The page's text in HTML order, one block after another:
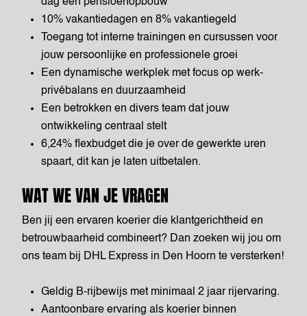
10% vakantiedagen en 8% vakantiegeld
Toegang tot interne trainingen en cursussen voor
jouw persoonlijke en professionele groei
Een dynamische werkplek met focus op werk-
privébalans en duurzaamheid
Een betrokken en divers team dat jouw
ontwikkeling centraal stelt
6,24% flexbudget die je over de gewerkte uren
spaart, dit kan je laten uitbetalen.
WAT WE VAN JE VRAGEN
Ben jij een ervaren koerier die klantgerichtheid en
betrouwbaarheid combineert? Dan zoeken wij jou om
ons team bij DHL Express in Den Hoorn te versterken!
Geldig B-rijbewijs met minimaal 2 jaar rijervaring.
Aantoonbare ervaring als koerier binnen